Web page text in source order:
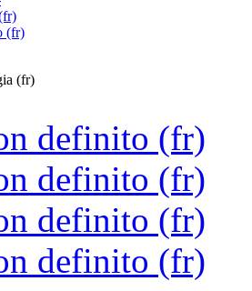
(fr)
(fr)
definito (fr)
definito (fr)
definito (fr)
definito (fr)